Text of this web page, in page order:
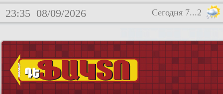
23:35 08/09/2026 Сегодня 7...2